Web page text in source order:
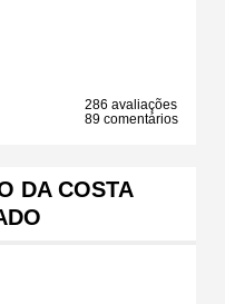
286 avaliações
89 comentários
DA COSTA